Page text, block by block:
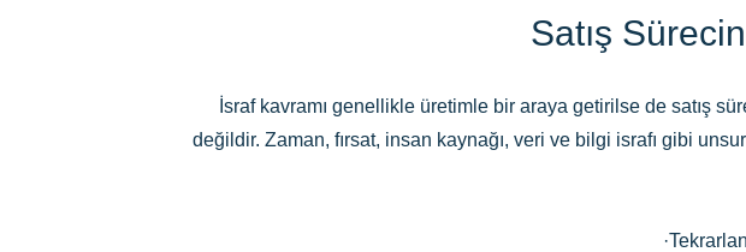
Satış
İsraf kavramı genellikle üretimle bir araya getirilse de satış
değildir. Zaman, fırsat, insan kaynağı, veri ve bilgi israfı gibi